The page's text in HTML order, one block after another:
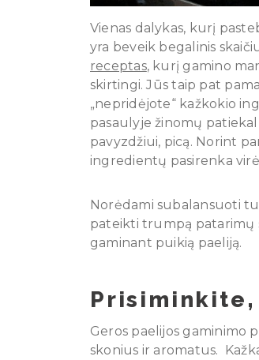
Vienas dalykas, kurį
yra beveik begalinis
receptas, kurį gamino
skirtingi. Jūs taip pat
„nepridėjote“ kažkokio
pasaulyje žinomų
pavyzdžiui, picą. Norint
ingredientų pasirenka
Norėdami subalansuoti
pateikti trumpą patarimų
gaminant puikią paeliją.
Prisiminkite,
Geros paelijos gaminimo
skonius ir aromatus.